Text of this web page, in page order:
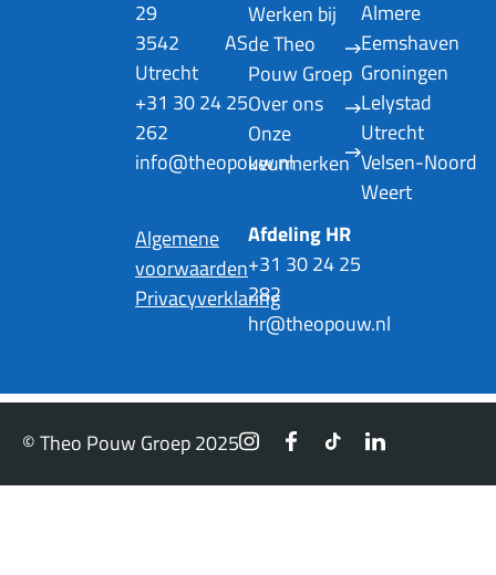
29
3542 AS
Utrecht
+31 30 24 25
262
info@theopouw.nl
Algemene
voorwaarden
Privacyverklaring
Werken bij
de Theo
Pouw Groep
Over ons
Onze
keurmerken
Afdeling HR
+31 30 24 25
282
hr@theopouw.nl
Almere
Eemshaven
Groningen
Lelystad
Utrecht
Velsen-Noord
Weert
© Theo Pouw Groep 2025